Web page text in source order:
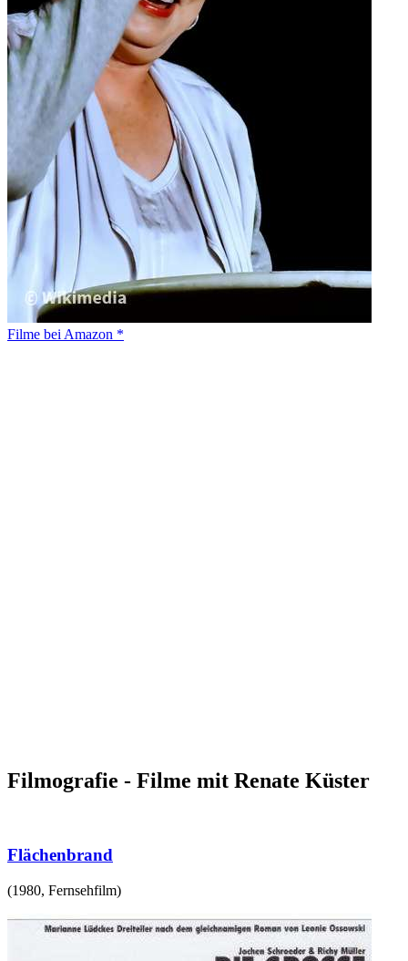
Filme bei Amazon *
Filmografie - Filme mit Renate Küster
Flächenbrand
(1980, Fernsehfilm)